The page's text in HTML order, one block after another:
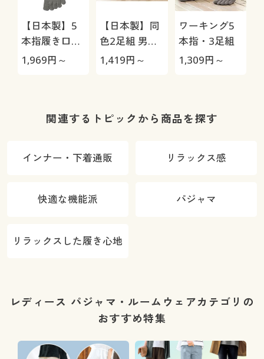
【日本製】5
本指履き口ゆ
ったりソック
1,969円～
【日本製】同
色2足組 男の
履き口ゆった
1,419円～
ワーキング5
本指・3足組
1,309円～
関連するトピックから商品を探す
インナー・下着通販 リラックス感
快適な機能派 パジャマ
リラックスした履き心地
レディース パジャマ・ルームウェアカテゴリの
おすすめ特集